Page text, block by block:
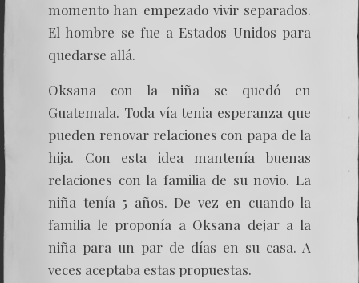
momento han empezado vivir separados.
El hombre se fue a Estados Unidos para
quedarse allá.
Oksana con la niña se quedó en
Guatemala. Toda vía tenia esperanza que
pueden renovar relaciones con papa de la
hija. Con esta idea mantenía buenas
relaciones con la familia de su novio. La
niña tenía 5 años. De vez en cuando la
familia le proponía a Oksana dejar a la
niña para un par de días en su casa. A
veces aceptaba estas propuestas.